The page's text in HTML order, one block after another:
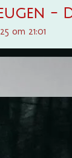
-
om 21:01